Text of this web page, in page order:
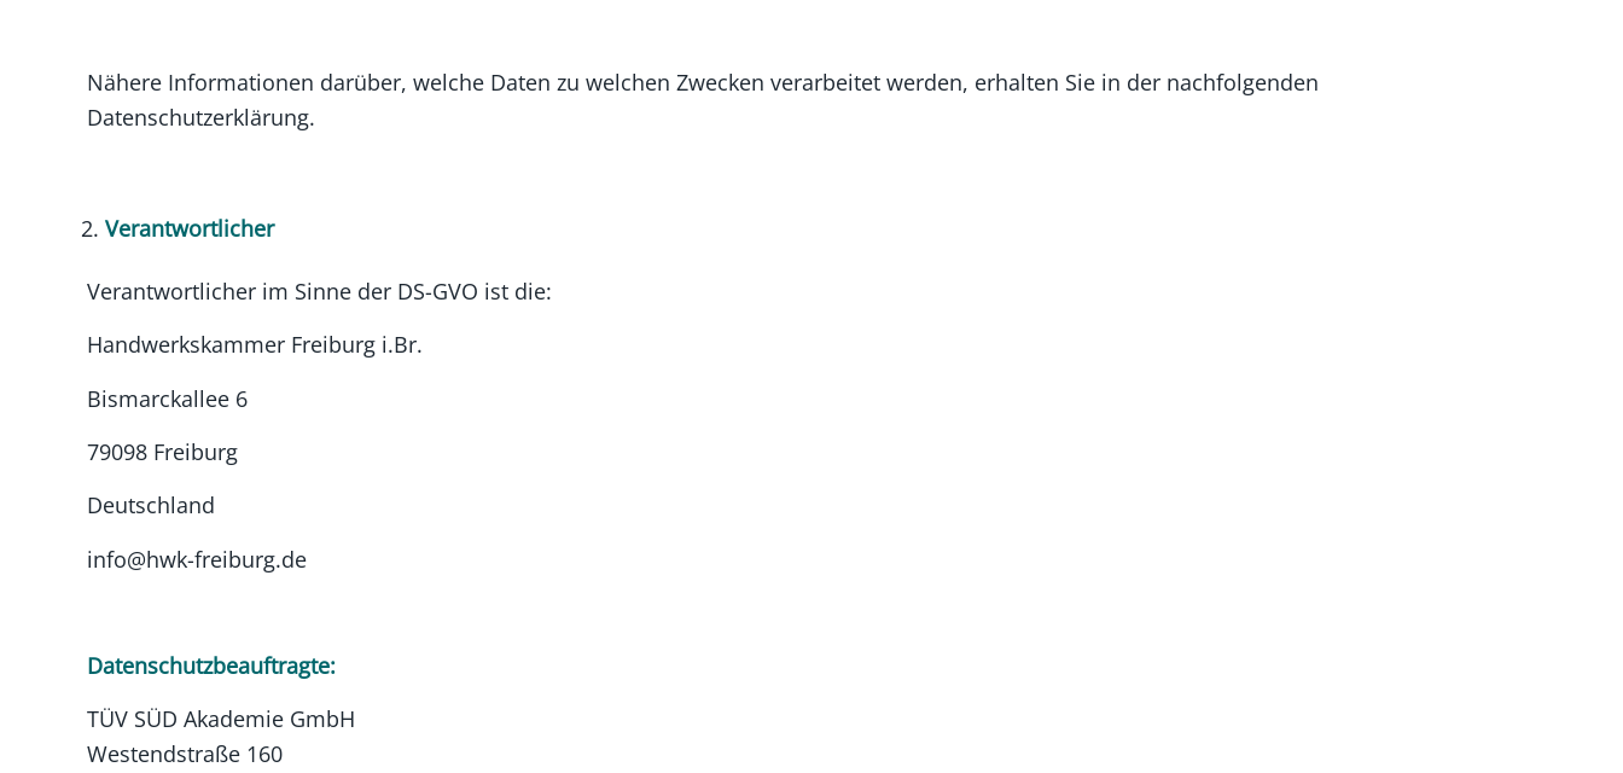
Nähere Informationen darüber, welche Daten zu welchen Zwecken verarbeitet werden, erhalten Sie in der nachfolgenden
Datenschutzerklärung.
Verantwortlicher
Verantwortlicher im Sinne der DS-GVO ist die:
Handwerkskammer Freiburg i.Br.
Bismarckallee 6
79098 Freiburg
Deutschland
info@hwk-freiburg.de
Datenschutzbeauftragte:
TÜV SÜD Akademie GmbH
Westendstraße 160